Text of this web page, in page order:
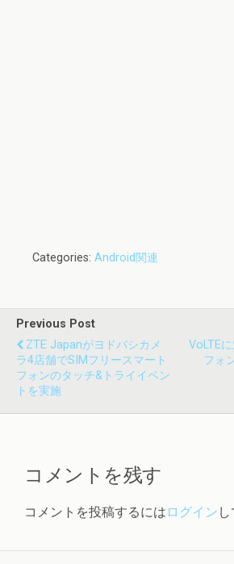
Categories: Android関連
Previous Post
ZTE Japanがヨドバシカメ
ラ4店舗でSIMフリースマート
フォンのタッチ&トライイベン
トを実施
VoLTE
フォ
コメントを残す
コメントを投稿するには ログイン